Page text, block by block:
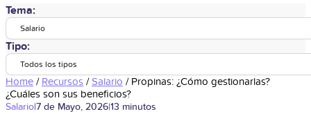
Tema:
Salario
Tipo:
Todos los tipos
Home / Recursos /Salario / Propinas: ¿Cómo gestionarlas?
¿Cuáles son sus beneficios?
Salario|7 de Mayo, 2026|13 minutos